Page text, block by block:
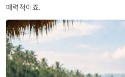
매력적이죠.